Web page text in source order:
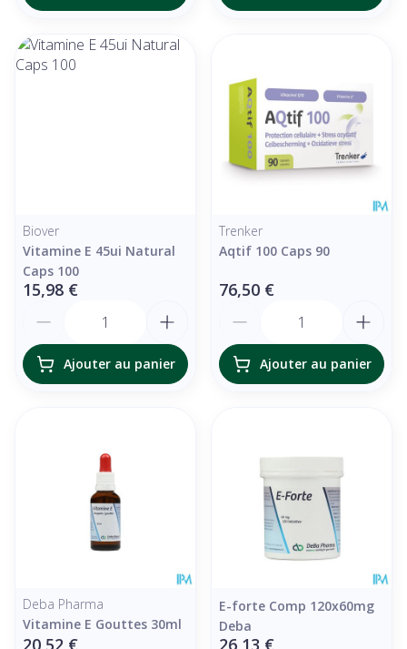
Biover
Vitamine E 45ui Natural
Caps 100
15,98 €
Ajouter au panier
Trenker
Aqtif 100 Caps 90
76,50 €
Ajouter au panier
Deba Pharma
Vitamine E Gouttes 30ml
20,52 €
E-forte Comp 120x60mg
Deba
26,13 €